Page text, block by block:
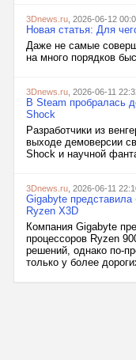
3Dnews.ru , 2026-06-12
Новая статья: Для
Даже не самые
на много порядков
3Dnews.ru , 2026-06-11
В Steam пробралась
Shock
Разработчики из
выходе демоверсии
Shock и научной
3Dnews.ru , 2026-06-11
Gigabyte
Ryzen X3D
Компания Gigabyte
процессоров Ryzen
решений, однако по-
только у более